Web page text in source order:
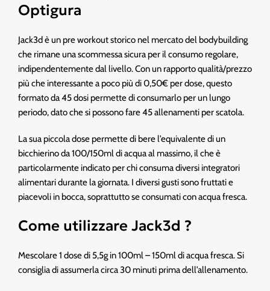
Optigura
Jack3d è un pre workout storico nel mercato del bodybuilding
che rimane una scommessa sicura per il consumo regolare,
indipendentemente dal livello. Con un rapporto qualità/prezzo
più che interessante a poco più di 0,50€ per dose, questo
formato da 45 dosi permette di consumarlo per un lungo
periodo, dato che si possono fare 45 allenamenti per scatola.
La sua piccola dose permette di bere l’equivalente di un
bicchierino da 100/150ml di acqua al massimo, il che è
particolarmente indicato per chi consuma diversi integratori
alimentari durante la giornata. I diversi gusti sono fruttati e
piacevoli in bocca, soprattutto se consumati con acqua fresca.
Come utilizzare Jack3d ?
Mescolare 1 dose di 5,5g in 100ml – 150ml di acqua fresca. Si
consiglia di assumerla circa 30 minuti prima dell’allenamento.